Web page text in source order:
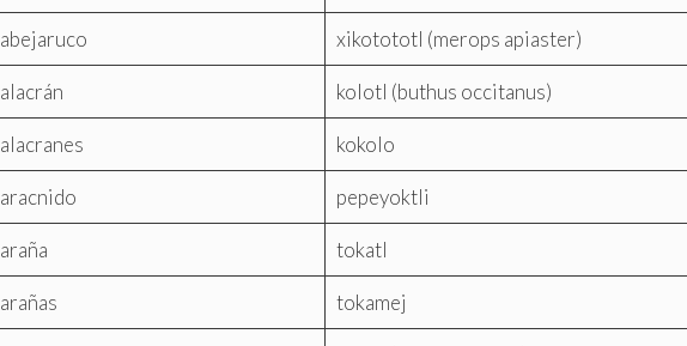
abejaruco xikotototl (merops apiaster)
alacrán kolotl (buthus occitanus)
alacranes kokolo
aracnido pepeyoktli
araña tokatl
arañas tokamej